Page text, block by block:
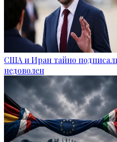
США и Иран тайно
недоволен